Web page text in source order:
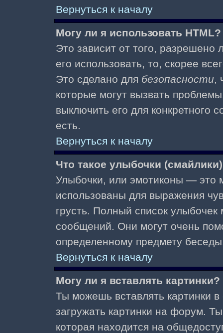
Вернуться к началу
Могу ли я использовать HTML?
Это зависит от того,
его использовать, то, скорее
Это сделано для безопасности,
которые могут вызвать
выключить его для конкретного
есть.
Вернуться к началу
Что такое улыбочки
Улыбочки, или эмотиконы — это
использованы для выражения
грусть. Полный список
сообщений. Они могут очень
определенному предмету
Вернуться к началу
Могу ли я вставлять картинки?
Ты можешь вставлять картинки
загружать картинки на форум.
которая находится на